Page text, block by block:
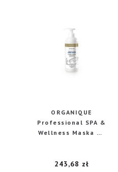
ORGANIQUE
Professional SPA &
Wellness Maska do
243,68 zł